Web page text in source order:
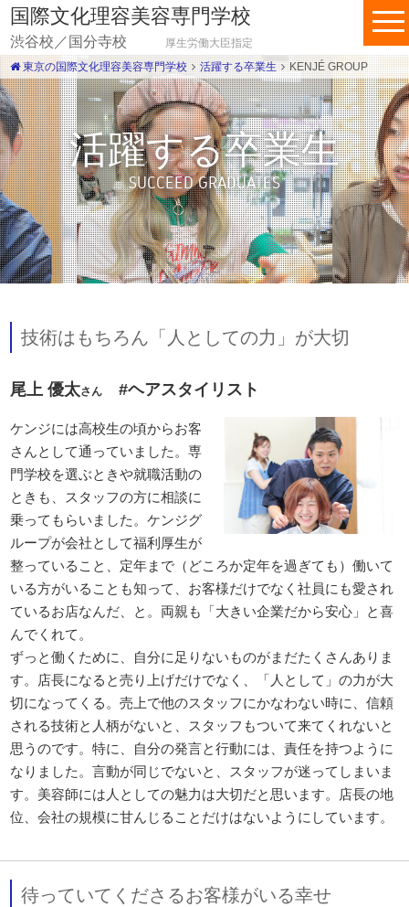
国際文化理容美容専門学校
渋谷校／国分寺校
厚生労働大臣指定
東京の国際文化理容美容専門学校
活躍する卒業生 KENJÉ GROUP
活躍する卒業生
SUCCEED GRADUATES
技術はもちろん「人としての力」が大切
尾上 優太さん #ヘアスタイリスト
ケンジには高校生の頃からお客
さんとして通っていました。専
門学校を選ぶときや就職活動の
ときも、スタッフの方に相談に
乗ってもらいました。ケンジグ
ループが会社として福利厚生が
整っていること、定年まで（どころか定年を過ぎても）働いて
いる方がいることも知って、お客様だけでなく社員にも愛され
ているお店なんだ、と。両親も「大きい企業だから安心」と喜
んでくれて。
ずっと働くために、自分に足りないものがまだたくさんありま
す。店長になると売り上げだけでなく、「人として」の力が大
切になってくる。売上で他のスタッフにかなわない時に、信頼
される技術と人柄がないと、スタッフもついて来てくれないと
思うのです。特に、自分の発言と行動には、責任を持つように
なりました。言動が同じでないと、スタッフが迷ってしまいま
す。美容師には人としての魅力は大切だと思います。店長の地
位、会社の規模に甘んじることだけはないようにしています。
待っていてくださるお客様がいる幸せ